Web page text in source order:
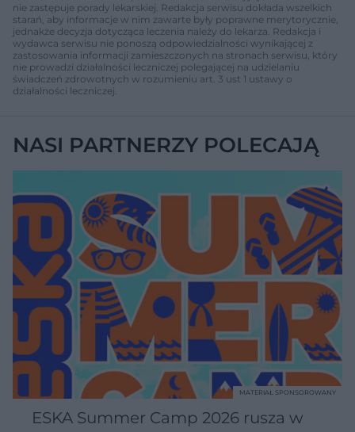
nie zastępuje porady lekarskiej. Redakcja serwisu dokłada wszelkich
starań, aby informacje w nim zawarte były poprawne merytorycznie,
jednakże decyzja dotycząca leczenia należy do lekarza. Redakcja i
wydawca serwisu nie ponoszą odpowiedzialności wynikającej z
zastosowania informacji zamieszczonych na stronach serwisu, który
nie prowadzi działalności leczniczej polegającej na udzielaniu
świadczeń zdrowotnych w rozumieniu art. 3 ust 1 ustawy o
działalności leczniczej.
NASI PARTNERZY POLECAJĄ
ESKA Summer Camp 2026 rusza w
MATERIAŁ SPONSOROWANY